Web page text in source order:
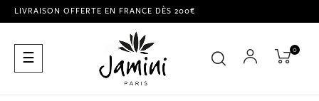
LIVRAISON OFFERTE EN FRANCE DÈS 200€
Basculer
la
☰ 0